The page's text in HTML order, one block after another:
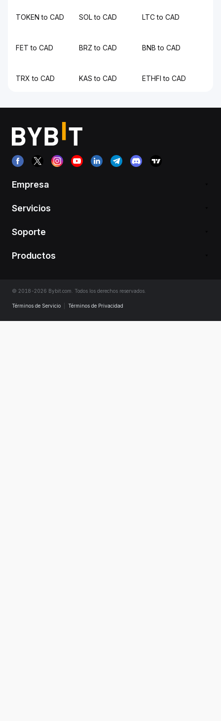
TOKEN to CAD SOL to CAD LTC to CAD
FET to CAD BRZ to CAD BNB to CAD
TRX to CAD KAS to CAD ETHFI to CAD
Empresa
Servicios
Soporte
Productos
© 2018-2026 Bybit.com. Todos los derechos reservados.
Términos de Servicio Términos de Privacidad